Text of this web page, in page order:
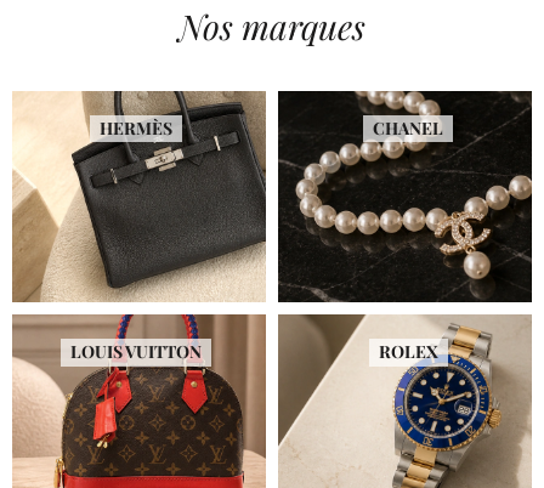
Nos marques
HERMÈS CHANEL
LOUIS VUITTON ROLEX